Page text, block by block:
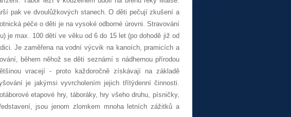
pak ve dvoulůžkových stanech. O děti pečují zkušení a
péče o děti je na vysoké odborné úrovni. Stravování
je max. 100 dětí ve věku od 6 do 15 let (po dohodě již od
Je zaměřena na vodní výcvik na kanoích, pramicích a
během něhož se děti seznámí s nádhernou přírodou
vracejí - proto každoročně získávají na základě
je jakýmsi vyvrcholením jejich třítýdenní činnosti.
etapové hry, táboráky, hry všeho druhu, písničky,
jsou jenom zlomkem mnoha letních zážitků a